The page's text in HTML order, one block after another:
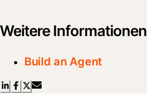
Weitere Informationen
Build an Agent